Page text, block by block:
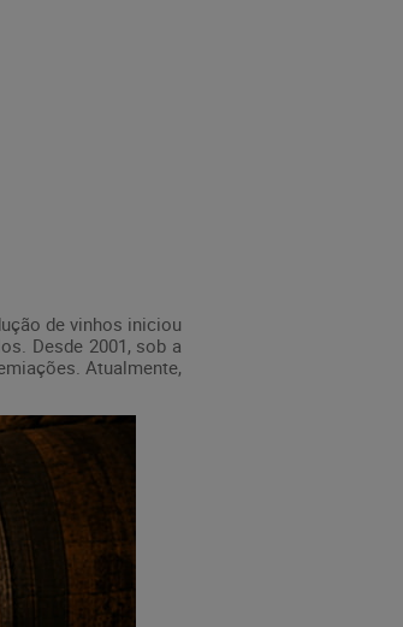
de vinhos iniciou
Desde 2001, sob a
Atualmente,